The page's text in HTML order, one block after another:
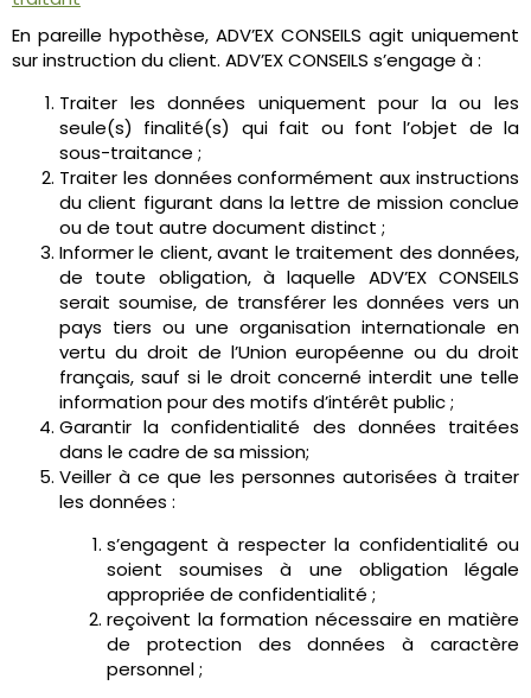
En pareille hypothèse, ADV’EX CONSEILS agit uniquement
sur instruction du client. ADV’EX CONSEILS s’engage à :
Traiter les données uniquement pour la ou les
seule(s) finalité(s) qui fait ou font l’objet de la
sous-traitance ;
Traiter les données conformément aux instructions
du client figurant dans la lettre de mission conclue
ou de tout autre document distinct ;
Informer le client, avant le traitement des données,
de toute obligation, à laquelle ADV’EX CONSEILS
serait soumise, de transférer les données vers un
pays tiers ou une organisation internationale en
vertu du droit de l’Union européenne ou du droit
français, sauf si le droit concerné interdit une telle
information pour des motifs d’intérêt public ;
Garantir la confidentialité des données traitées
dans le cadre de sa mission;
Veiller à ce que les personnes autorisées à traiter
les données :
s’engagent à respecter la confidentialité ou
soient soumises à une obligation légale
appropriée de confidentialité ;
reçoivent la formation nécessaire en matière
de protection des données à caractère
personnel ;